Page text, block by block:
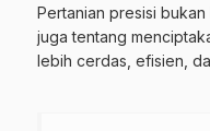
Pertanian presisi
juga tentang
lebih cerdas, efisien,